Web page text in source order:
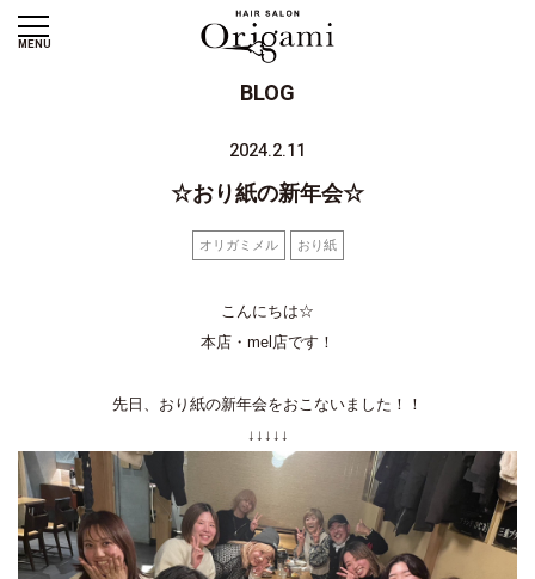
MENU
BLOG
2024.2.11
☆おり紙の新年会☆
オリガミメル おり紙
こんにちは☆
本店・mel店です！
先日、おり紙の新年会をおこないました！！
↓↓↓↓↓